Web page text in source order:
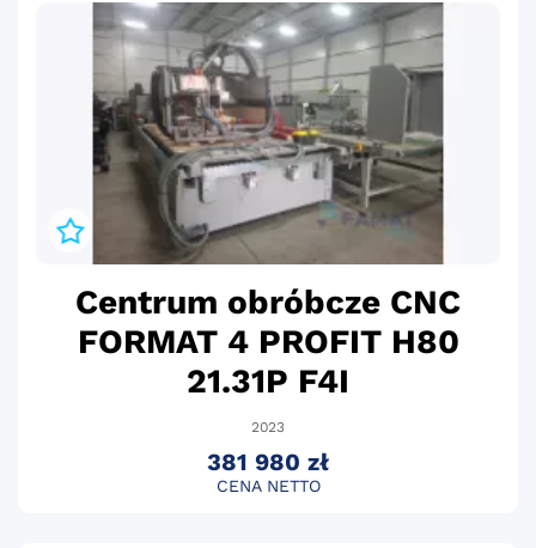
Centrum obróbcze CNC
FORMAT 4 PROFIT H80
21.31P F4I
2023
381 980 zł
CENA NETTO